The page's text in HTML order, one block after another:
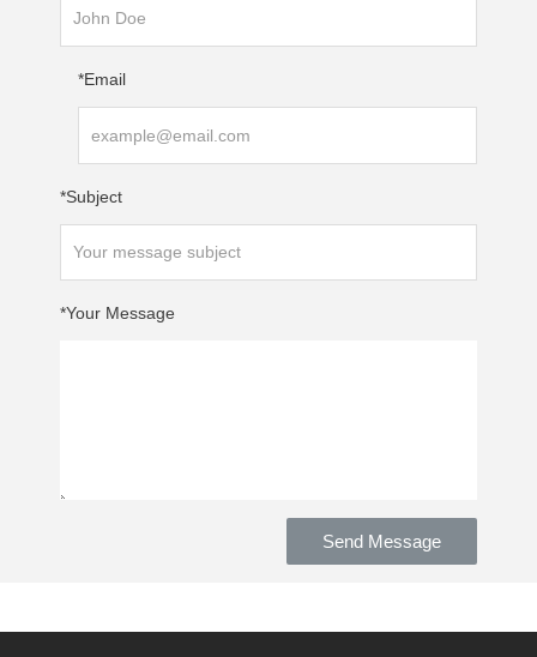
Email*
Subject*
Your Message*
Send Message